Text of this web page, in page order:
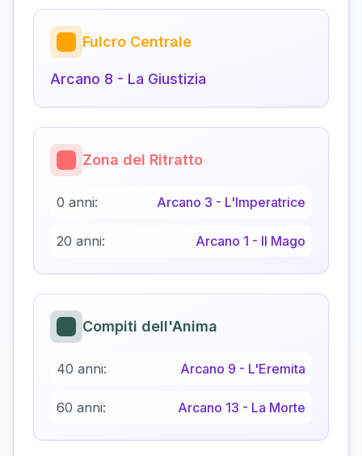
Fulcro Centrale
Arcano 8 - La Giustizia
Zona del Ritratto
0 anni: Arcano 3 - L'Imperatrice
20 anni: Arcano 1 - Il Mago
Compiti dell'Anima
40 anni: Arcano 9 - L'Eremita
60 anni: Arcano 13 - La Morte